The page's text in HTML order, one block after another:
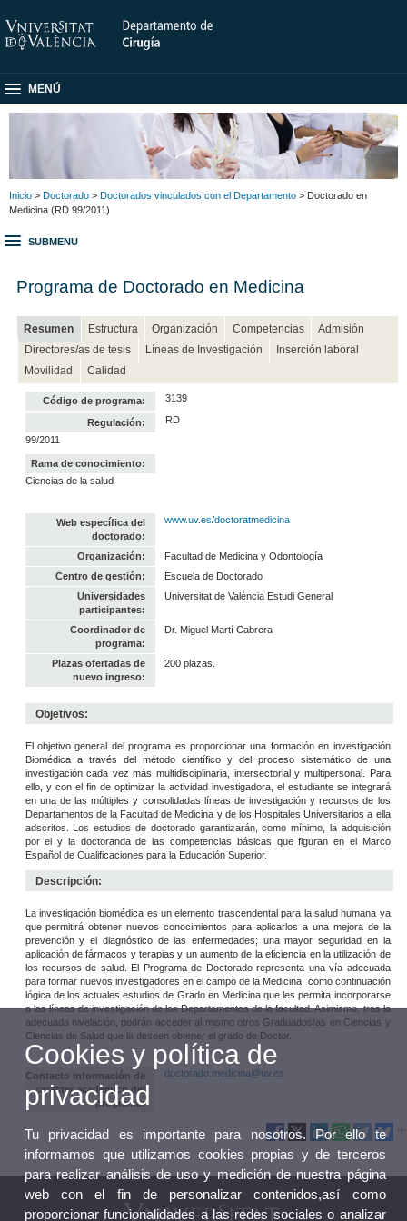
MENÚ
Inicio > Doctorado > Doctorados vinculados con el Departamento > Doctorado en
Medicina (RD 99/2011)
SUBMENU
Programa de Doctorado en Medicina
Resumen Estructura Organización Competencias
Admisión
Directores/as de tesis
Líneas de Investigación
Inserción laboral
Movilidad
Calidad
Código de programa: 3139
Regulación:
RD
99/2011
Rama de conocimiento:
Ciencias de la salud
Web específica del
doctorado:
www.uv.es/doctoratmedicina
Organización:
Facultad de Medicina y Odontología
Centro de gestión:
Escuela de Doctorado
Universidades
participantes:
Universitat de València Estudi General
Coordinador de
programa:
Dr. Miguel Martí Cabrera
Plazas ofertadas de
nuevo ingreso:
200 plazas.
Objetivos:
El objetivo general del programa es proporcionar una formación en investigación
Biomédica a través del método científico y del proceso sistemático de una
investigación cada vez más multidisciplinaria, intersectorial y multipersonal. Para
ello, y con el fin de optimizar la actividad investigadora, el estudiante se integrará
en una de las múltiples y consolidadas líneas de investigación y recursos de los
Departamentos de la Facultad de Medicina y de los Hospitales Universitarios a ella
adscritos. Los estudios de doctorado garantizarán, como mínimo, la adquisición
por el y la doctoranda de las competencias básicas que figuran en el Marco
Español de Cualificaciones para la Educación Superior.
Descripción:
La investigación biomédica es un elemento trascendental para la salud humana ya
que permitirá obtener nuevos conocimientos para aplicarlos a una mejora de la
prevención y el diagnóstico de las enfermedades; una mayor seguridad en la
aplicación de fármacos y terapias y un aumento de la eficiencia en la utilización de
los recursos de salud. El Programa de Doctorado representa una vía adecuada
para formar nuevos investigadores en el campo de la Medicina, como continuación
lógica de los actuales estudios de Grado en Medicina que les permita incorporarse
a las líneas de investigación de los Departamentos de la facultad. Asimismo, tras la
adecuada nivelación, podrán acceder al mismo otros Graduados/as en Ciencias y
Ciencias de Salud que la deseen obtener el grado de Doctor.
Contacto información de
caracter académico del
programa:
doctorado.medicina@uv.es
Cookies y política de
privacidad
Tu privacidad es importante para nosotros. Por ello te
informamos que utilizamos cookies propias y de terceros
para realizar análisis de uso y medición de nuestra página
web con el fin de personalizar contenidos,así como
proporcionar funcionalidades a las redes sociales o analizar